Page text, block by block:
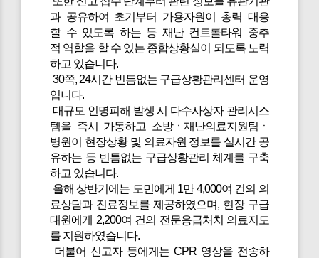
과 공유하여 초기부터 가용자원이 총력 대응
할 수 있도록 하는 등 재난 컨트롤타워 중추
적 역할을 할 수 있는 종합상황실이 되도록 노력
하고 있습니다.
30쪽, 24시간 빈틈없는 구급상황관리센터 운영
입니다.
대규모 인명피해 발생 시 다수사상자 관리시스
템을 즉시 가동하고 소방ㆍ재난의료지원팀ㆍ
병원이 현장상황 및 의료자원 정보를 실시간 공
유하는 등 빈틈없는 구급상황관리 체계를 구축
하고 있습니다.
올해 상반기에는 도민에게 1만 4,000여 건의 의
료상담과 진료정보를 제공하였으며, 현장 구급
대원에게 2,200여 건의 전문응급처치 의료지도
를 지원하였습니다.
더불어 신고자 등에게는 CPR 영상을 전송하